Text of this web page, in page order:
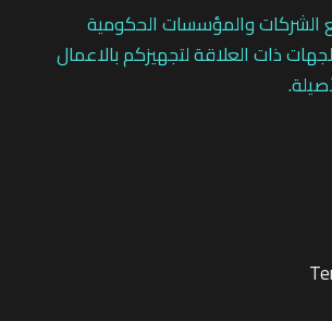
الشركات والمؤسسات الحكومية
ذات العلاقة لتجهيزكم بالاعمال